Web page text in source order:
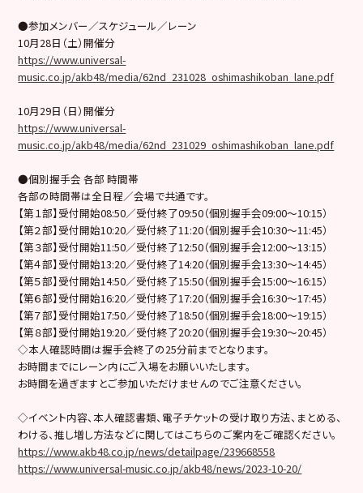
●参加メンバー／スケジュール／レーン
10月28日（土）開催分
https://www.universal-
music.co.jp/akb48/media/62nd_231028_oshimashikoban_lane.pdf
10月29日（日）開催分
https://www.universal-
music.co.jp/akb48/media/62nd_231029_oshimashikoban_lane.pdf
●個別握手会 各部 時間帯
各部の時間帯は全日程／会場で共通です。
【第１部】受付開始08:50／受付終了09:50（個別握手会09:00～10:15）
【第２部】受付開始10:20／受付終了11:20（個別握手会10:30～11:45）
【第３部】受付開始11:50／受付終了12:50（個別握手会12:00～13:15）
【第４部】受付開始13:20／受付終了14:20（個別握手会13:30～14:45）
【第５部】受付開始14:50／受付終了15:50（個別握手会15:00～16:15）
【第６部】受付開始16:20／受付終了17:20（個別握手会16:30～17:45）
【第７部】受付開始17:50／受付終了18:50（個別握手会18:00～19:15）
【第８部】受付開始19:20／受付終了20:20（個別握手会19:30～20:45）
◇本人確認時間は握手会終了の25分前までとなります。
お時間までにレーン内にご入場をお願いいたします。
お時間を過ぎますとご参加いただけませんのでご注意ください。
◇イベント内容、本人確認書類、電子チケットの受け取り方法、まとめる、
わける、推し増し方法などに関してはこちらのご案内をご確認ください。
https://www.akb48.co.jp/news/detailpage/239668558
https://www.universal-music.co.jp/akb48/news/2023-10-20/